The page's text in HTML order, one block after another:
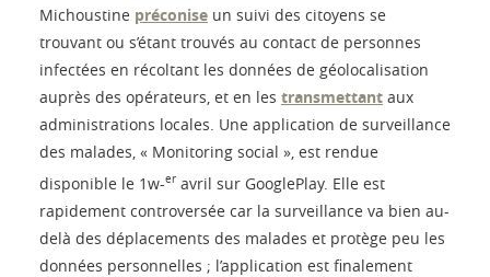
Michoustine préconise un suivi des citoyens se
trouvant ou s’étant trouvés au contact de personnes
infectées en récoltant les données de géolocalisation
auprès des opérateurs, et en les transmettant aux
administrations locales. Une application de surveillance
des malades, « Monitoring social », est rendue
disponible le 1w-er avril sur GooglePlay. Elle est
rapidement controversée car la surveillance va bien au-
delà des déplacements des malades et protège peu les
données personnelles ; l’application est finalement